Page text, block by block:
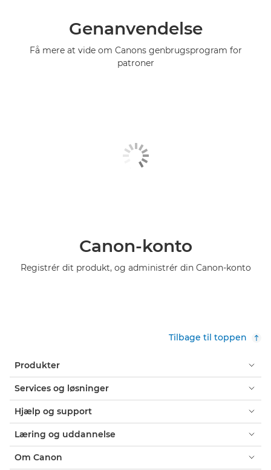
Genanvendelse
Få mere at vide om Canons genbrugsprogram for
patroner
Canon-konto
Registrér dit produkt, og administrér din Canon-konto
Tilbage til toppen
Produkter
Services og løsninger
Hjælp og support
Læring og uddannelse
Om Canon